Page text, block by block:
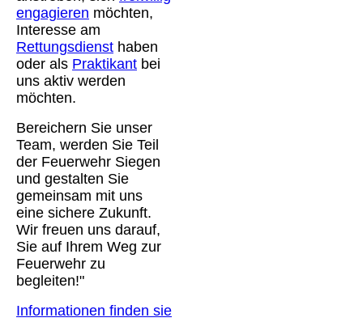
engagieren möchten,
Interesse am
Rettungsdienst haben
oder als Praktikant bei
uns aktiv werden
möchten.
Bereichern Sie unser
Team, werden Sie Teil
der Feuerwehr Siegen
und gestalten Sie
gemeinsam mit uns
eine sichere Zukunft.
Wir freuen uns darauf,
Sie auf Ihrem Weg zur
Feuerwehr zu
begleiten!"
Informationen finden sie